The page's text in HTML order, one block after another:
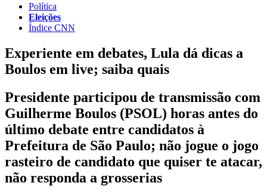
Política
Eleições
Índice CNN
Experiente em debates, Lula dá dicas a
Boulos em live; saiba quais
Presidente participou de transmissão com
Guilherme Boulos (PSOL) horas antes do
último debate entre candidatos à
Prefeitura de São Paulo; não jogue o jogo
rasteiro de candidato que quiser te atacar,
não responda a grosserias